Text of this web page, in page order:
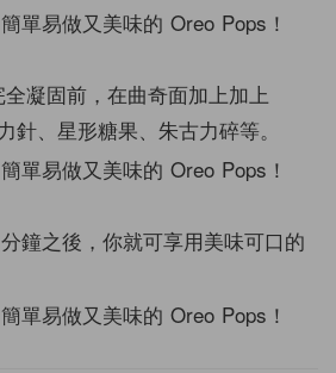
凝固前，在曲奇面加上加上
針、星形糖果、朱古力碎等。
鐘之後，你就可享用美味可口的